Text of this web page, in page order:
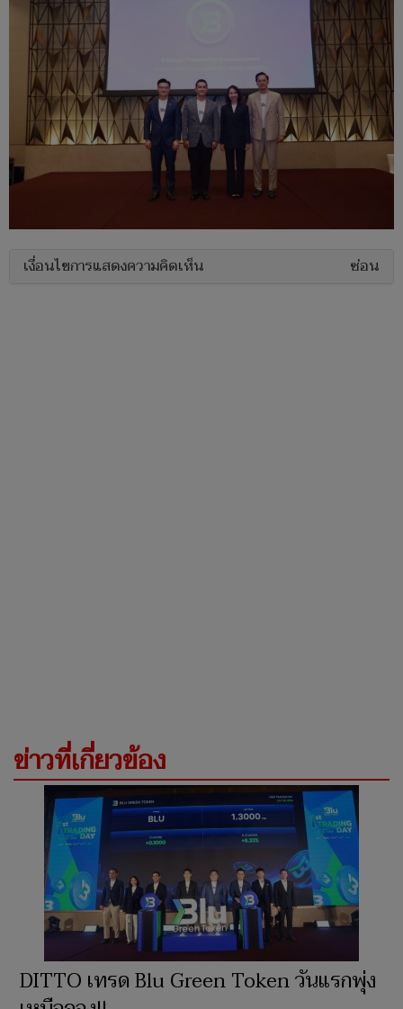
เงื่อนไขการแสดงความคิดเห็น ซ่อน
ข่าวที่เกี่ยวข้อง
DITTO เทรด Blu Green Token วันแรกพุ่ง